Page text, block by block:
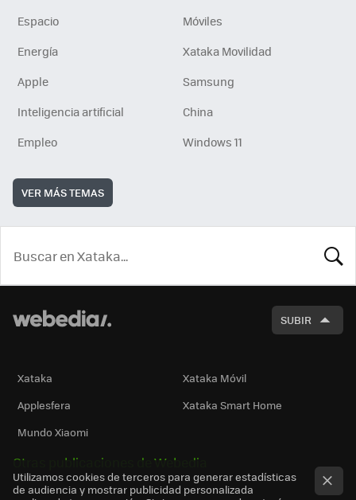
Espacio
Móviles
Energía
Xataka Movilidad
Apple
Samsung
Inteligencia artificial
China
Empleo
Windows 11
VER MÁS TEMAS
SUBIR
Xataka
Xataka Móvil
Applesfera
Xataka Smart Home
Mundo Xiaomi
Otras publicaciones de Webedia
Utilizamos cookies de terceros para generar estadísticas
de audiencia y mostrar publicidad personalizada